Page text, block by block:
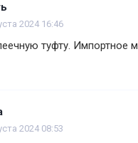
2024 16:46
туфту. Импортное
2024 08:53